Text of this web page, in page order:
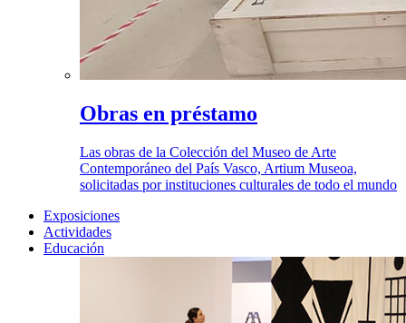
Obras en préstamo
Las obras de la Colección del Museo de Arte
Contemporáneo del País Vasco, Artium Museoa,
solicitadas por instituciones culturales de todo el mundo
Exposiciones
Actividades
Educación